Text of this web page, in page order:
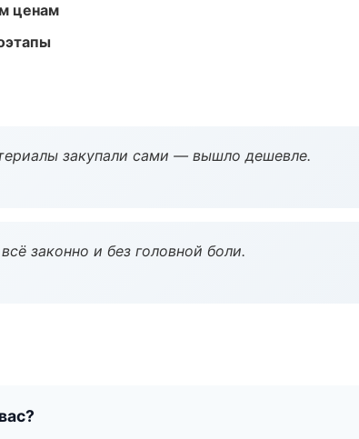
ценам
закупали сами — вышло дешевле.
законно и без головной боли.